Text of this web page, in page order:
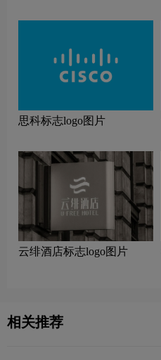
思科标志logo图片
云绯酒店标志logo图片
相关推荐